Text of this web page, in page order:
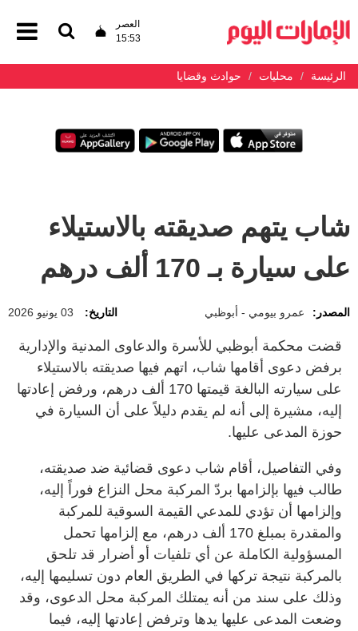
العصر
15:53
الرئيسة محليات حوادث وقضايا
شاب يتهم صديقته بالاستيلاء
على سيارة بـ 170 ألف درهم
المصدر: عمرو بيومي - أبوظبي التاريخ: 03 يونيو 2026
قضت محكمة أبوظبي للأسرة والدعاوى المدنية والإدارية
برفض دعوى أقامها شاب، اتهم فيها صديقته بالاستيلاء
على سيارته البالغة قيمتها 170 ألف درهم، ورفض إعادتها
إليه، مشيرة إلى أنه لم يقدم دليلاً على أن السيارة في
حوزة المدعى عليها.
وفي التفاصيل، أقام شاب دعوى قضائية ضد صديقته،
طالب فيها بإلزامها بردّ المركبة محل النزاع فوراً إليه،
وإلزامها أن تؤدي للمدعي القيمة السوقية للمركبة
والمقدرة بمبلغ 170 ألف درهم، مع إلزامها تحمل
المسؤولية الكاملة عن أي تلفيات أو أضرار قد تلحق
بالمركبة نتيجة تركها في الطريق العام دون تسليمها إليه،
وذلك على سند من أنه يمتلك المركبة محل الدعوى، وقد
وضعت المدعى عليها يدها وترفض إعادتها إليه، فيما